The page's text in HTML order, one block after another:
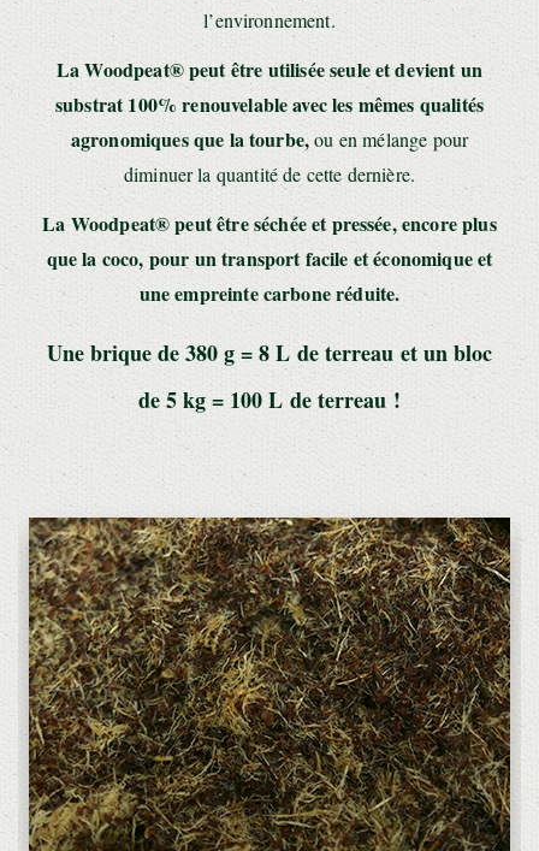
l’environnement.
La Woodpeat® peut être utilisée seule et devient un
substrat 100% renouvelable avec les mêmes qualités
agronomiques que la tourbe,ou en mélange pour
diminuer la quantité de cette dernière.
La Woodpeat® peut être séchée et pressée, encore plus
que la coco, pour un transport facile et économique et
une empreinte carbone réduite.
Une brique de 380 g = 8 L de terreau et un bloc
de 5 kg = 100 L de terreau !